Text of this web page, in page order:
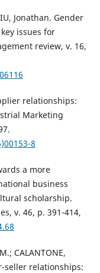
Jonathan. Gender
issues for
review, v. 16,
relationships:
Marketing
8
a more
business
scholarship.
v. 46, p. 391-414,
CALANTONE,
seller relationships: